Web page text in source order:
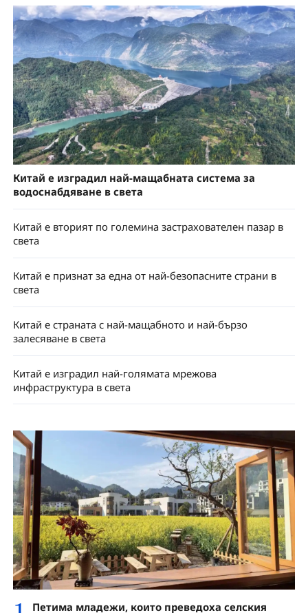
Китай е изградил най-мащабната система за
водоснабдяване в света
Китай е вторият по големина застрахователен пазар в
света
Китай е признат за една от най-безопасните страни в
света
Китай е страната с най-мащабното и най-бързо
залесяване в света
Китай е изградил най-голямата мрежова
инфраструктура в света
Петима младежи, които преведоха селския